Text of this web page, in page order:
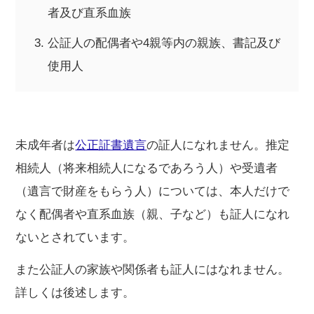
者及び直系血族
公証人の配偶者や4親等内の親族、書記及び
使用人
未成年者は公正証書遺言の証人になれません。推定
相続人（将来相続人になるであろう人）や受遺者
（遺言で財産をもらう人）については、本人だけで
なく配偶者や直系血族（親、子など）も証人になれ
ないとされています。
また公証人の家族や関係者も証人にはなれません。
詳しくは後述します。